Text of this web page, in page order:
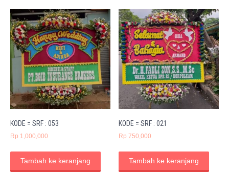
KODE = SRF : 053
Rp 1,000,000
Tambah ke keranjang
KODE = SRF : 021
Rp 750,000
Tambah ke keranjang